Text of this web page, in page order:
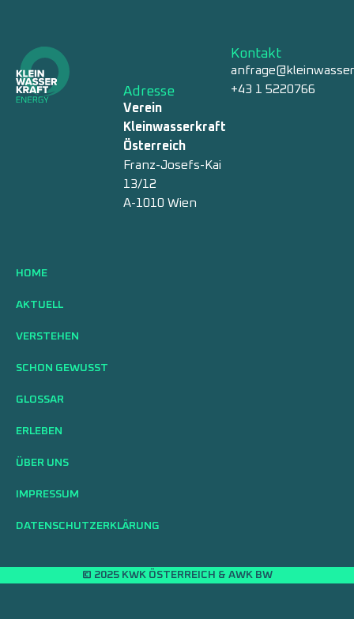
Adresse
Verein
Kleinwasserkraft
Österreich
Franz-Josefs-Kai
13/12
A-1010 Wien
Kontakt
+43 1 5220766
HOME
AKTUELL
VERSTEHEN
SCHON GEWUSST
GLOSSAR
ERLEBEN
ÜBER UNS
IMPRESSUM
DATENSCHUTZERKLÄRUNG
© 2025 KWK ÖSTERREICH & AWK BW